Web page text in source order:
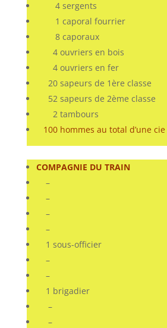
4 sergents
1 caporal fourrier
8 caporaux
4 ouvriers en bois
4 ouvriers en fer
20 sapeurs de 1ère classe
52 sapeurs de 2ème classe
2 tambours
100 hommes au total d’une
COMPAGNIE DU TRAIN
–
–
–
–
1 sous-officier
–
–
1 brigadier
–
–